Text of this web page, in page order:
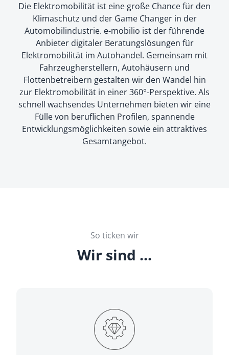
Die Elektromobilität ist eine große Chance für den
Klimaschutz und der Game Changer in der
Automobilindustrie. e-mobilio ist der führende
Anbieter digitaler Beratungslösungen für
Elektromobilität im Autohandel. Gemeinsam mit
Fahrzeugherstellern, Autohäusern und
Flottenbetreibern gestalten wir den Wandel hin
zur Elektromobilität in einer 360°-Perspektive. Als
schnell wachsendes Unternehmen bieten wir eine
Fülle von beruflichen Profilen, spannende
Entwicklungsmöglichkeiten sowie ein attraktives
Gesamtangebot.
So ticken wir
Wir sind …